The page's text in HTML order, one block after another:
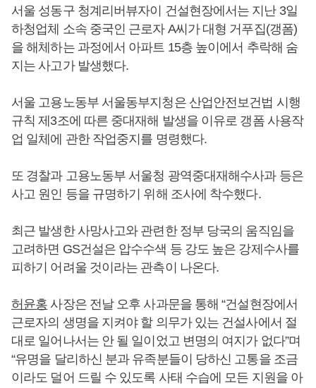
서울 성동구 청계리버뷰자이 건설현장에서는 지난 3일
하청업체 소속 중국인 근로자 A씨가 대형 거푸집(갱폼)
을 해체하는 과정에서 아파트 15층 높이에서 추락해 숨
지는 사고가 발생했다.
서울 고용노동부 서울동부지청은 산업안전보건법 시행
규칙 제3조에 따른 중대재해 발생을 이유로 갱폼 사용작
업 일체에 관한 작업중지를 명령했다.
또 경찰과 고용노동부 서울청 광역중대재해수사과 등은
사고 원인 등을 규명하기 위해 조사에 착수했다.
최근 발생한 사망사고와 관련한 정부 당국의 움직임을
고려하면 GS건설은 압수수색 등 강도 높은 강제수사를
피하기 어려울 것이라는 관측이 나온다.
허윤홍 사장은 전날 오후 사과문을 통해 “건설현장에서
근로자의 생명을 지켜야 할 의무가 있는 건설사에서 절
대로 일어나서는 안 될 일이었고 변명의 여지가 없다”며
“유명을 달리하신 분과 유족분들이 당하신 고통을 조금
이라도 덜어 드릴 수 있도록 사태 수습에 모든 지원을 아